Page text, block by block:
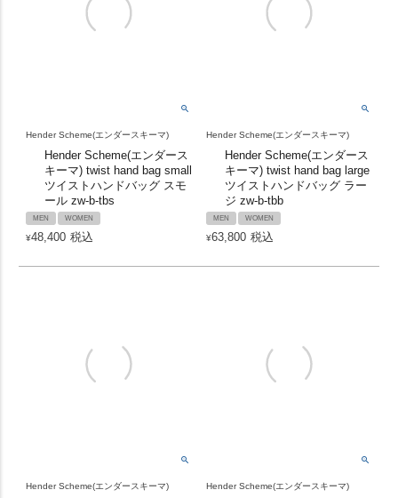
Hender Scheme(エンダースキーマ)
Hender Scheme(エンダース
キーマ) twist hand bag small
ツイストハンドバッグ スモ
ール zw-b-tbs
MEN WOMEN
¥48,400 税込
Hender Scheme(エンダースキーマ)
Hender Scheme(エンダース
キーマ) twist hand bag large
ツイストハンドバッグ ラー
ジ zw-b-tbb
MEN WOMEN
¥63,800 税込
Hender Scheme(エンダースキーマ) Hender Scheme(エンダースキーマ)